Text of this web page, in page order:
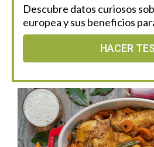
Descubre datos curiosos
europea y sus beneficios
HACER